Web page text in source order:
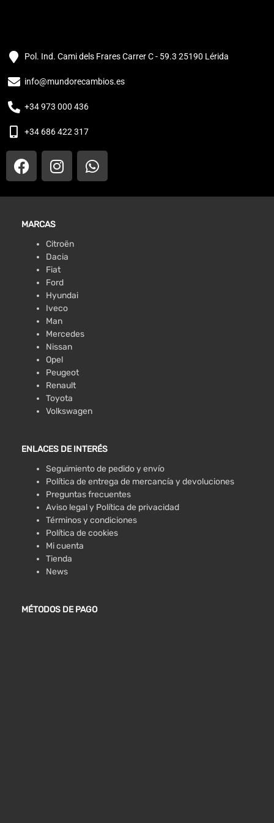
Pol. Ind. Cami dels Frares Carrer C - 59.3 25190 Lérida
info@mundorecambios.es
+34 973 000 436
+34 686 422 317
MARCAS
Citroën
Dacia
Fiat
Ford
Hyundai
Iveco
Man
Mercedes
Nissan
Opel
Peugeot
Renault
Toyota
Volkswagen
ENLACES DE INTERÉS
Seguimiento de pedido y envío
Política de entrega de mercancía y devoluciones
Preguntas frecuentes
Aviso legal y Política de privacidad
Términos y condiciones
Política de cookies
Mi cuenta
Tienda
News
MÉTODOS DE PAGO